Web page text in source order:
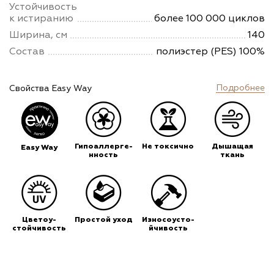
Устойчивость
к истиранию
более 100 000 циклов
Ширина, см
140
Состав
полиэстер (PES) 100%
Свойства Easy Way Подробнее
Easy Way
Гипоаллерге-
нность
Не токсично
Дышащая
ткань
Цветоу-
стойчивость
Простой уход
Износоусто-
йчивость